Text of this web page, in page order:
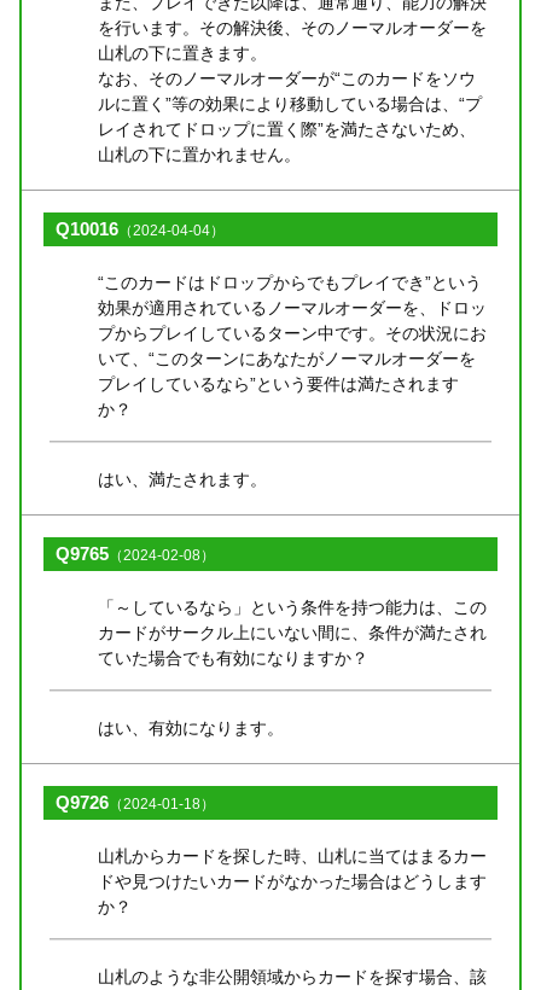
を行います。その解決後、そのノーマルオーダーを
山札の下に置きます。
なお、そのノーマルオーダーが“このカードをソウ
ルに置く”等の効果により移動している場合は、“プ
レイされてドロップに置く際”を満たさないため、
山札の下に置かれません。
Q10016 （2024-04-04）
“このカードはドロップからでもプレイでき”という
効果が適用されているノーマルオーダーを、ドロッ
プからプレイしているターン中です。その状況にお
いて、“このターンにあなたがノーマルオーダーを
プレイしているなら”という要件は満たされます
か？
はい、満たされます。
Q9765 （2024-02-08）
「～しているなら」という条件を持つ能力は、この
カードがサークル上にいない間に、条件が満たされ
ていた場合でも有効になりますか？
はい、有効になります。
Q9726 （2024-01-18）
山札からカードを探した時、山札に当てはまるカー
ドや見つけたいカードがなかった場合はどうします
か？
山札のような非公開領域からカードを探す場合、該